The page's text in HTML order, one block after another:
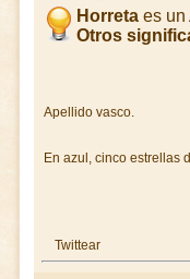
Horretaes un
Otros
Apellido vasco.
En azul, cinco estrellas
Twittear